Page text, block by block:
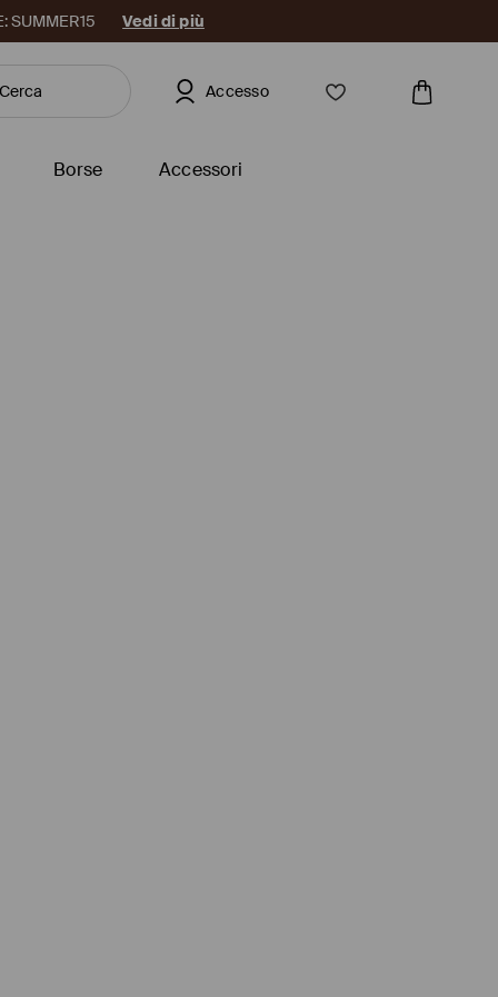
SUMMER15 Vedi di più
Accesso
Borse Accessori